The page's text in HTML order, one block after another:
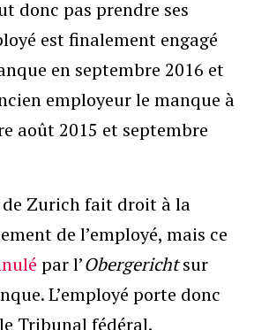
donc pas prendre ses
est finalement engagé
en septembre 2016 et
employeur le manque à
août 2015 et septembre
Zurich fait droit à la
de l’employé, mais ce
par l’Obergerichtsur
L’employé porte donc
Tribunal fédéral.